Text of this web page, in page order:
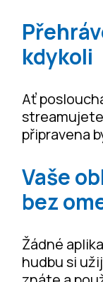
kdykoli
Ať
připravena
Vaše
bez
Žádné
hudbu si